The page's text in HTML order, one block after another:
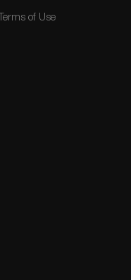
Terms of Use